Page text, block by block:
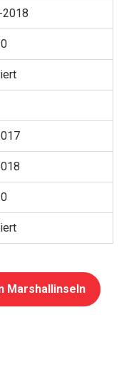
Marshallinseln